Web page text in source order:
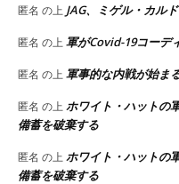
匿名 の上 JAG、ミゲル・カル
匿名 の上 軍がCovid-19コーデ
匿名 の上 軍事的な内戦が始ま
匿名 の上 ホワイト・ハットの
備蓄を破棄する
匿名 の上 ホワイト・ハットの
備蓄を破棄する